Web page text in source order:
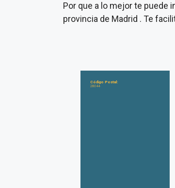
Por que a lo mejor te puede
provincia de Madrid . Te
Código Postal:
28044